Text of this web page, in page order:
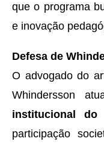
que o programa
e inovação
Defesa de
O advogado do
Whindersson
institucional do
participação